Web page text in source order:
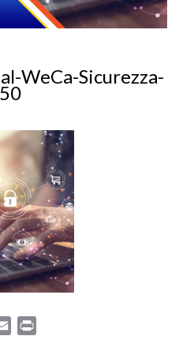
WeCa-Sicurezza-
Email